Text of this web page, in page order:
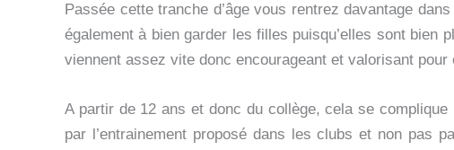
Passée cette tranche d’âge vous rentrez davantage
également à bien garder les filles puisqu’elles sont bien
viennent assez vite donc encourageant et valorisant pour
A partir de 12 ans et donc du collège, cela se
par l’entrainement proposé dans les clubs et non pas